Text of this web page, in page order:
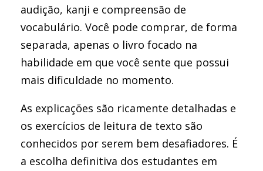
audição, kanji e compreensão de
vocabulário. Você pode comprar, de forma
separada, apenas o livro focado na
habilidade em que você sente que possui
mais dificuldade no momento.
As explicações são ricamente detalhadas e
os exercícios de leitura de texto são
conhecidos por serem bem desafiadores. É
a escolha definitiva dos estudantes em